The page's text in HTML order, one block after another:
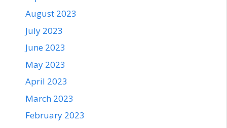
August 2023
July 2023
June 2023
May 2023
April 2023
March 2023
February 2023